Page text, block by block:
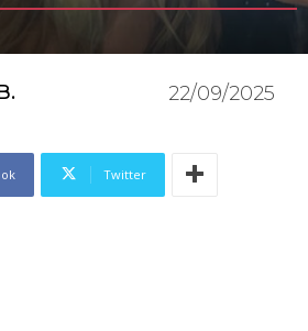
22/09/2025
Twitter